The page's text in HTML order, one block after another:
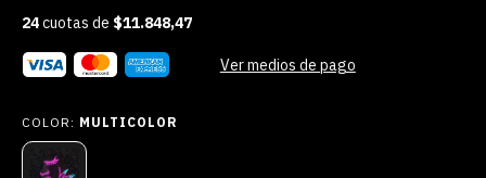
24cuotas de $11.848,47
Ver medios de pago
COLOR: MULTICOLOR